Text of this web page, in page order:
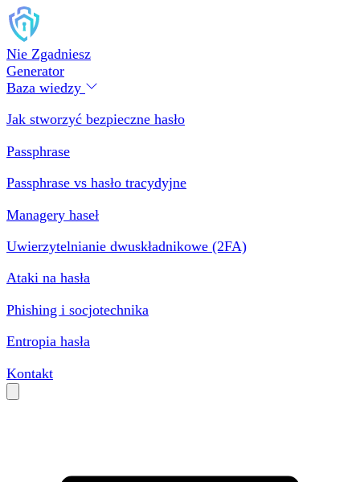
Nie Zgadniesz
Generator
Baza wiedzy
Jak stworzyć bezpieczne hasło
Passphrase
Passphrase vs hasło tracydyjne
Managery haseł
Uwierzytelnianie dwuskładnikowe (2FA)
Ataki na hasła
Phishing i socjotechnika
Entropia hasła
Kontakt